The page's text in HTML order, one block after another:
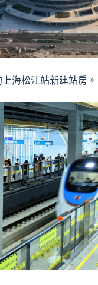
海松江站新建站房。